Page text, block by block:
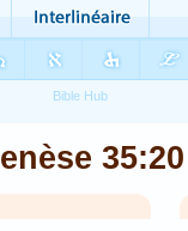
35:20